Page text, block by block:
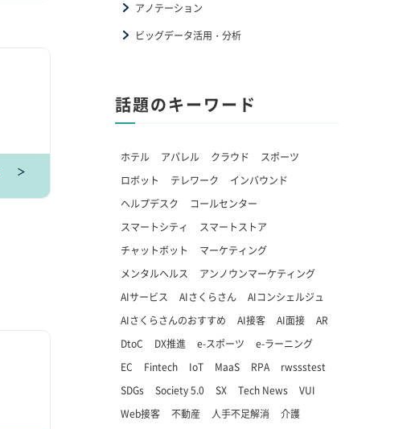
＞
アノテーション
ビッグデータ活用・分析
話題のキーワード
ホテル アパレル クラウド
スポーツ
ロボット
テレワーク
インバウンド
ヘルプデスク
コールセンター
スマートシティ
スマートストア
チャットボット
マーケティング
メンタルヘルス
アンノウンマーケティング
AIサービス
AIさくらさん
AIコンシェルジュ
AIさくらさんのおすすめ
AI接客 AI面接
AR
DtoC
DX推進 e-スポーツ
e-ラーニング
EC
Fintech IoT MaaS RPA
rwssstest
SDGs
Society 5.0 SX Tech News
VUI
Web接客
不動産 人手不足解消
介護